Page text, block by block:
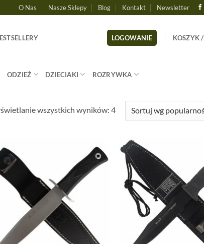
O Nas Nasze Sklepy Blog Kontakt Newsletter
LOGOWANIE KOSZYK /
ODZIEŻ DZIECIAKI ROZRYWKA
wszystkich wyników: 4Posortowane
według